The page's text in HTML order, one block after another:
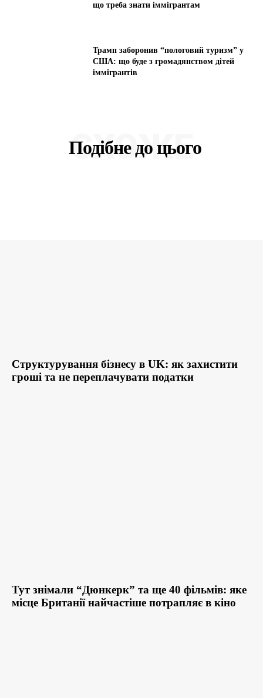
що треба знати іммігрантам
Трамп заборонив “пологовий туризм” у
США: що буде з громадянством дітей
іммігрантів
Подібне до цього
СХОЖЕ
Структурування бізнесу в UK: як захистити
гроші та не переплачувати податки
Тут знімали “Дюнкерк” та ще 40 фільмів: яке
місце Британії найчастіше потрапляє в кіно